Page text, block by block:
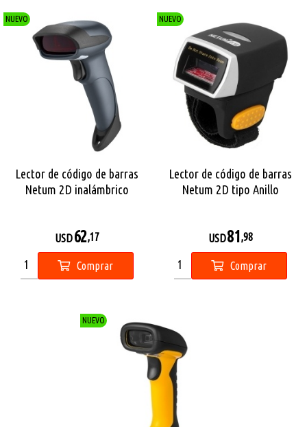
NUEVO
Lector de código de barras
Netum 2D inalámbrico
USD62,17
Comprar
NUEVO
Lector de código de barras
Netum 2D tipo Anillo
USD81 ,98
Comprar
NUEVO